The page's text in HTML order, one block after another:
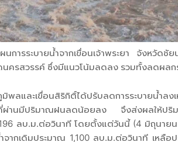
การระบายน้ำจากเขื่อนเจ้าพระยา จังหวัด
นครสวรรค์ ซึ่งมีแนวโน้มลดลง รวมทั้งลดผล
มิพลและเขื่อนสิริกิติ์ได้ปรับลดการระบายน้ำล
ที่ผ่านมีปริมาณฝนลดน้อยลง จึงส่งผลให้
ลบ.ม.ต่อวินาที โดยตั้งแต่วันนี้ (4 มิถุนาย
จากเดิมประมาณ 1,100 ลบ.ม.ต่อวินาที เหลือ